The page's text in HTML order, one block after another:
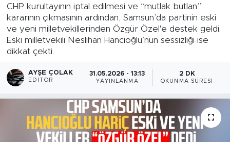
CHP kurultayının iptal edilmesi ve “mutlak butlan”
kararının çıkmasının ardından, Samsun’da partinin eski
ve yeni milletvekillerinden Özgür Özel'e destek geldi.
Eski milletvekili Neslihan Hancıoğlu’nun sessizliği ise
dikkat çekti.
AYŞE ÇOLAK
EDITÖR
31.05.2026 - 13:13
YAYINLANMA
2 DK
OKUNMA SÜRESI
Tüm Manşetler
Son Dakika Haberleri